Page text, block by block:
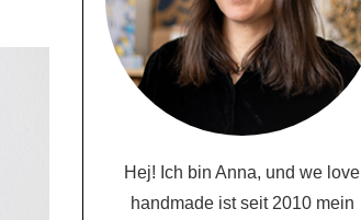
Hej! Ich bin Anna, und we love
handmade ist seit 2010 mein